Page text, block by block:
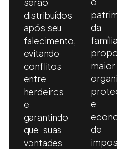
distribuídos
após seu
falecimento,
evitando
conflitos
entre
herdeiros
e
garantindo
que suas
vontades
da
maior
e
de